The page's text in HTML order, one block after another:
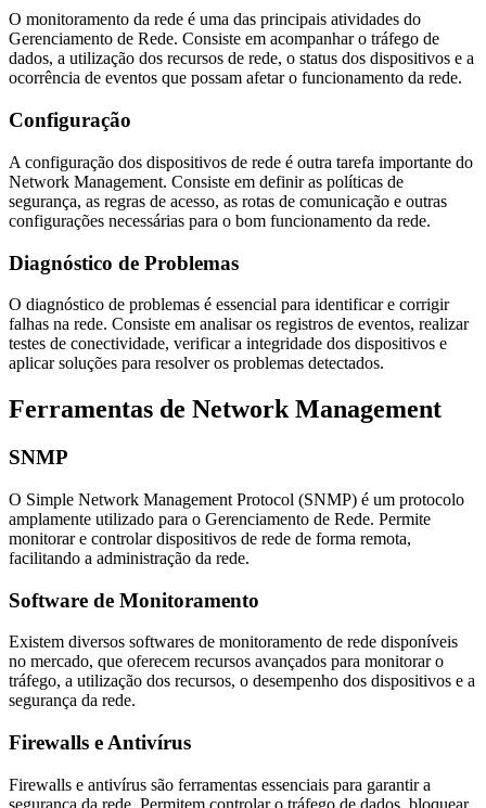
O monitoramento da rede é uma das principais atividades do
Gerenciamento de Rede. Consiste em acompanhar o tráfego de
dados, a utilização dos recursos de rede, o status dos dispositivos e a
ocorrência de eventos que possam afetar o funcionamento da rede.
Configuração
A configuração dos dispositivos de rede é outra tarefa importante do
Network Management. Consiste em definir as políticas de
segurança, as regras de acesso, as rotas de comunicação e outras
configurações necessárias para o bom funcionamento da rede.
Diagnóstico de Problemas
O diagnóstico de problemas é essencial para identificar e corrigir
falhas na rede. Consiste em analisar os registros de eventos, realizar
testes de conectividade, verificar a integridade dos dispositivos e
aplicar soluções para resolver os problemas detectados.
Ferramentas de Network Management
SNMP
O Simple Network Management Protocol (SNMP) é um protocolo
amplamente utilizado para o Gerenciamento de Rede. Permite
monitorar e controlar dispositivos de rede de forma remota,
facilitando a administração da rede.
Software de Monitoramento
Existem diversos softwares de monitoramento de rede disponíveis
no mercado, que oferecem recursos avançados para monitorar o
tráfego, a utilização dos recursos, o desempenho dos dispositivos e a
segurança da rede.
Firewalls e Antivírus
Firewalls e antivírus são ferramentas essenciais para garantir a
segurança da rede. Permitem controlar o tráfego de dados, bloquear